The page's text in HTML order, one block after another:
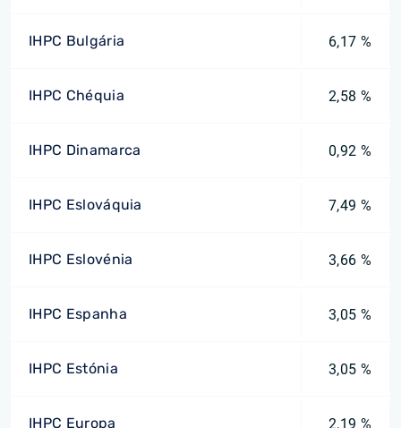
IHPC Bulgária 6,17 %
IHPC Chéquia 2,58 %
IHPC Dinamarca 0,92 %
IHPC Eslováquia 7,49 %
IHPC Eslovénia 3,66 %
IHPC Espanha 3,05 %
IHPC Estónia 3,05 %
IHPC Europa 2,19 %